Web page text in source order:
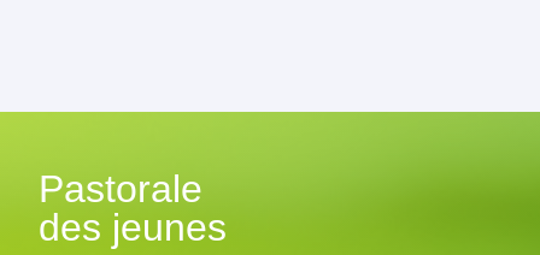
Pastorale
des jeunes